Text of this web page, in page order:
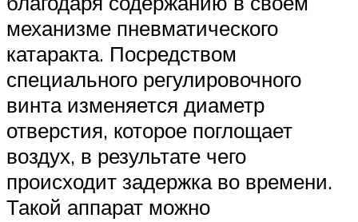
механизме пневматического
катаракта. Посредством
специального регулировочного
винта изменяется диаметр
отверстия, которое поглощает
воздух, в результате чего
происходит задержка во времени.
Такой аппарат можно